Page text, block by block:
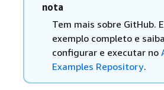
nota
Tem mais sobre GitHub.
exemplo completo e
configurar e executar no
Examples Repository.